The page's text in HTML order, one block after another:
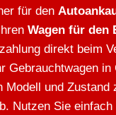
für den
Wagen für den
direkt beim
Gebrauchtwagen in
Modell und Zustand
Nutzen Sie einfach